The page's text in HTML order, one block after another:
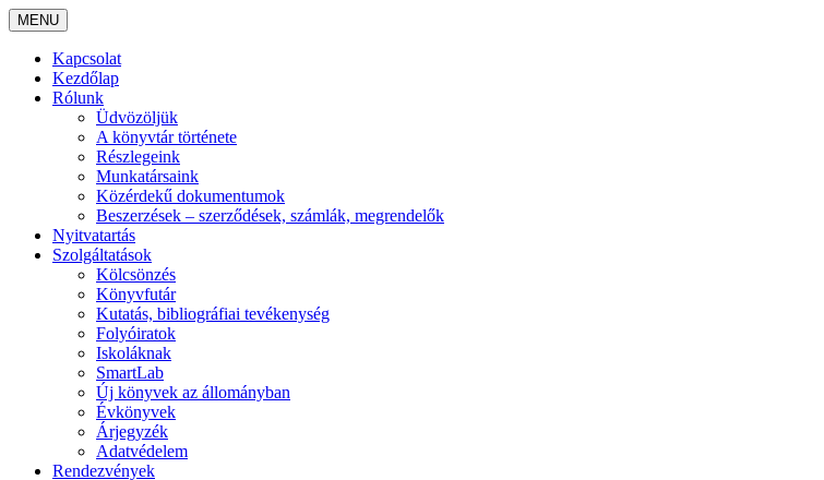
MENU
Kapcsolat
Kezdőlap
Rólunk
Üdvözöljük
A könyvtár története
Részlegeink
Munkatársaink
Közérdekű dokumentumok
Beszerzések – szerződések, számlák, megrendelők
Nyitvatartás
Szolgáltatások
Kölcsönzés
Könyvfutár
Kutatás, bibliográfiai tevékenység
Folyóiratok
Iskoláknak
SmartLab
Új könyvek az állományban
Évkönyvek
Árjegyzék
Adatvédelem
Rendezvények